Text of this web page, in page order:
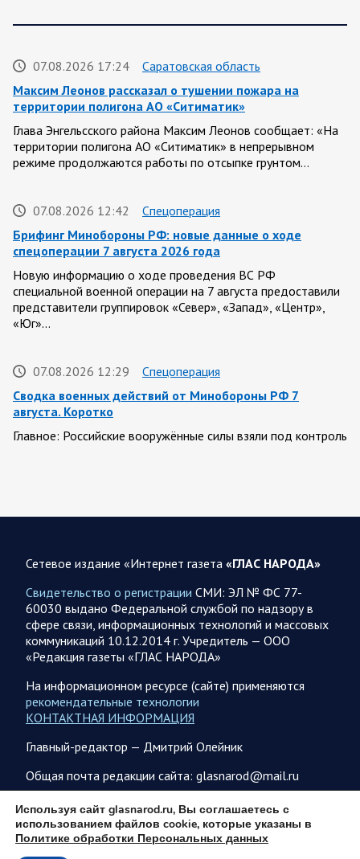
07.08.2026 17:24
Саратовская область
Максим Леонов рассказал о тушении пожара на
территории полигона АО «Ситиматик»
Глава Энгельсского района Максим Леонов сообщает: «На
территории полигона АО «Ситиматик» в непрерывном
режиме продолжаются работы по отсыпке грунтом…
07.08.2026 12:42
Спецоперация
Брифинг Минобороны РФ: новые данные о ходе
спецоперации 7 августа 2026 года
Новую информацию о ходе проведения ВС РФ
специальной военной операции на 7 августа предоставили
представители группировок «Север», «Запад», «Центр»,
«Юг»…
07.08.2026 12:29
Спецоперация
Сводка военных действий от Минобороны РФ 7
августа. Коротко
Главное: Российские вооружённые силы взяли под контроль
07.08.2026 10:51
Мир
года
война с Ираном скоро закончится. По его оценке, Тегеран
не сможет продолжать конфликт…
07.08.2026 09:56
Спецоперация
В ночь на 7 августа ВС РФ нанесли удары по военным
объектам в 6 областях Украины
Олег Царев сообщает: Мониторинг противника насчитал
147 БПЛА, запущенных с территории России, из которых
якобы «сбиты/подавлены» – 114. В Рени…
07.08.2026 09:46
Спецоперация
Фронтовая сводка Олега Царева на утро 7 августа 2026
года
Сетевое издание «Интернет газета «ГЛАС НАРОДА»
Свидетельство о регистрации СМИ: ЭЛ № ФС 77-
60030 выдано Федеральной службой по надзору в
сфере связи, информационных технологий и массовых
коммуникаций 10.12.2014 г. Учредитель — ООО
«Редакция газеты «ГЛАС НАРОДА»
На информационном ресурсе (сайте) применяются
рекомендательные технологии
КОНТАКТНАЯ ИНФОРМАЦИЯ
Главный-редактор — Дмитрий Олейник
Общая почта редакции сайта: glasnarod@mail.ru
ПОДПИСКА
Используя сайт glasnarod.ru, Вы соглашаетесь с
использованием файлов cookie, которые указаны в
Политике обработки Персональных данных